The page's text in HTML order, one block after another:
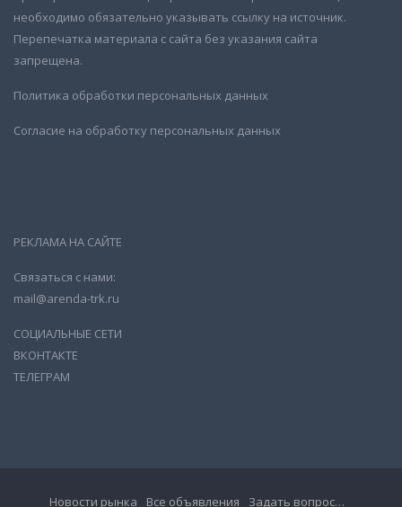
необходимо обязательно указывать ссылку на источник.
Перепечатка материала с сайта без указания сайта
запрещена.
Политика обработки персональных данных
Согласие на обработку персональных данных
РЕКЛАМА НА САЙТЕ
Связаться с нами:
mail@arenda-trk.ru
СОЦИАЛЬНЫЕ СЕТИ
ВКОНТАКТЕ
ТЕЛЕГРАМ
Новости рынка Все объявления Задать вопрос…